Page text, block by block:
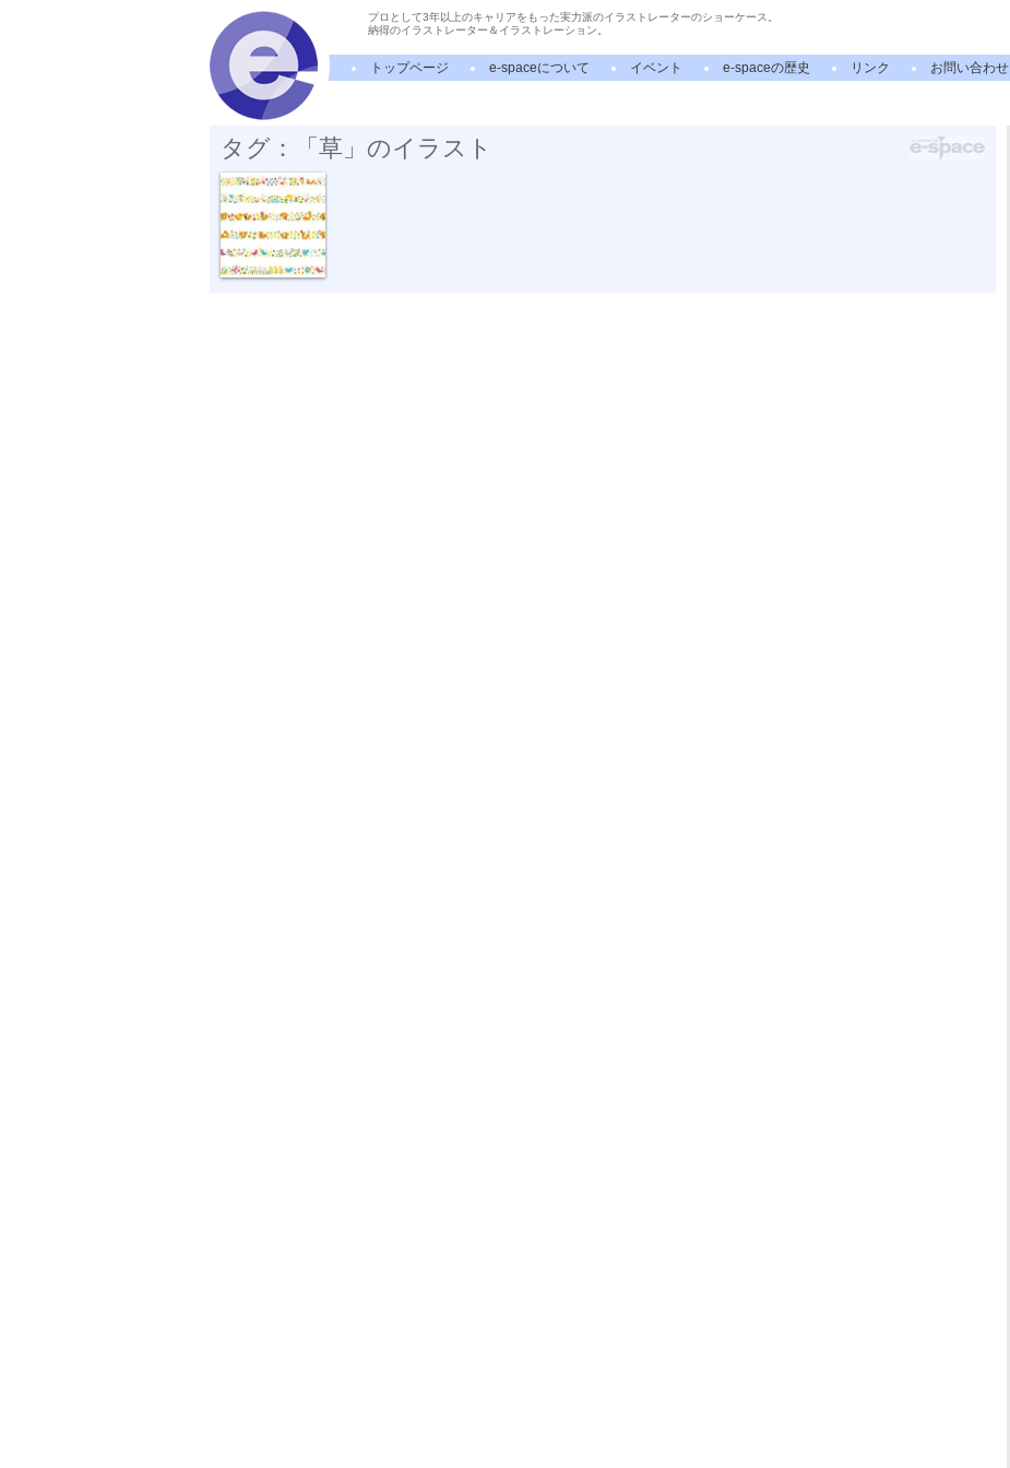
プロとして3年以上のキャリアをもった実力派のイラストレーターのショーケース。
納得のイラストレーター＆イラストレーション。
トップページ e-spaceについて イベント e-spaceの歴史 リンク お問い合わせ
タグ：「草」のイラスト
“ひろがる言...